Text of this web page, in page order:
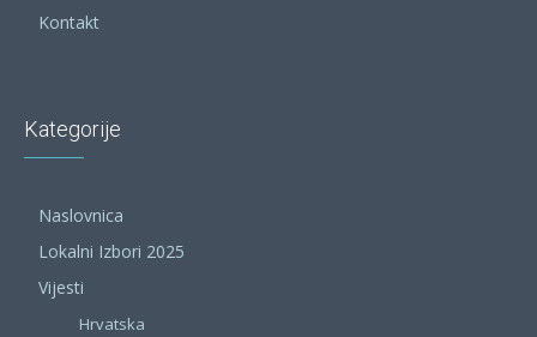
Kontakt
Kategorije
Naslovnica
Lokalni Izbori 2025
Vijesti
Hrvatska